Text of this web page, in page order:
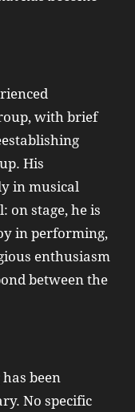
with brief
His
in musical
on stage, he is
in performing,
enthusiasm
between the
been
No specific